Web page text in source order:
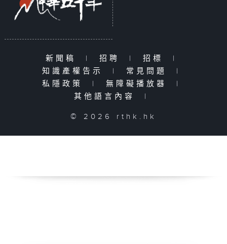
新聞稿 | 招聘 | 招標
|
知識產權告示
| 常見問題
|
私隱政策
| 無障礙播放器
|
其他語言內容
|
© 2026 rthk.hk